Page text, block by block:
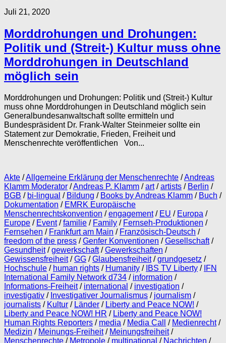
Juli 21, 2020
Morddrohungen und Drohungen:
Politik und (Streit-) Kultur muss ohne
Morddrohungen in Deutschland
möglich sein
Morddrohungen und Drohungen: Politik und (Streit-) Kultur
muss ohne Morddrohungen in Deutschland möglich sein
Generalbundesanwaltschaft sollte ermitteln und
Bundespräsident Dr. Frank-Walter Steinmeier sollte ein
Statement zur Demokratie, Frieden, Freiheit und
Menschenrechte veröffentlichen Von...
Akte /Allgemeine Erklärung der Menschenrechte /Andreas
Klamm Moderator /Andreas P. Klamm /art/artists / Berlin /
BGB / bi-lingual / Bildung / Books by Andreas Klamm / Buch /
Dokumentation / EMRK Europäische
Menschenrechtskonvention /engagement/ EU / Europa /
Europe / Event/familie / Family / Fernseh-Produktionen /
Fernsehen / Frankfurt am Main / Französisch-Deutsch /
freedom of the press /Genfer Konventionen /Gesellschaft/
Gesundheit/gewerkschaft/Gewerkschaften /
Gewissensfreiheit/GG /Glaubensfreiheit/grundgesetz /
Hochschule / human rights / Humanity / IBS TV Liberty / IFN
International Family Network d734 / information /
Informations-Freiheit/ international / investigation /
investigativ / Investigativer Journalismus / journalism /
journalists / Kultur / Länder / Liberty and Peace NOW! /
Liberty and Peace NOW! HR / Liberty and Peace NOW!
Human Rights Reporters / media / Media Call / Medienrecht/
Medizin / Meinungs-Freiheit/ Meinungsfreiheit/
Menschenrechte / Metropole / multinational / Nachrichten /